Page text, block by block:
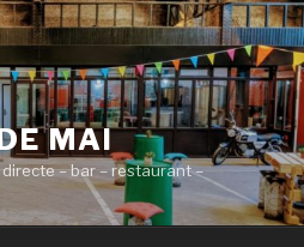
MAI
– bar – restaurant –